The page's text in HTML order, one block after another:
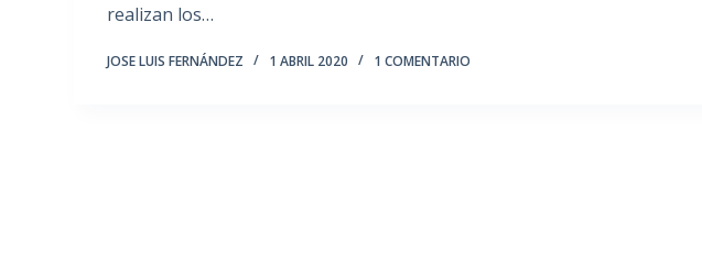
realizan los…
JOSE LUIS FERNÁNDEZ 1 ABRIL 2020 1 COMENTARIO